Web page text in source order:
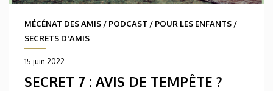
MÉCÉNAT DES AMIS / PODCAST / POUR LES ENFANTS /
SECRETS D'AMIS
15 juin 2022
SECRET 7 : AVIS DE TEMPÊTE ?